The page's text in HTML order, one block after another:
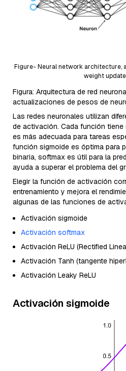
Figure- Neural network architecture,
weight
Figura: Arquitectura de red
actualizaciones de pesos de
Las redes neuronales utilizan
de activación. Cada función
es más adecuada para tareas
función sigmoide es óptima para
binaria, softmax es útil para la
ayuda a superar el problema del
Elegir la función de activación
entrenamiento y mejora el
algunas de las funciones de
Activación sigmoide
Activación softmax
Activación ReLU (Rectified
Activación Tanh (tangente
Activación Leaky ReLU
Activación sigmoide